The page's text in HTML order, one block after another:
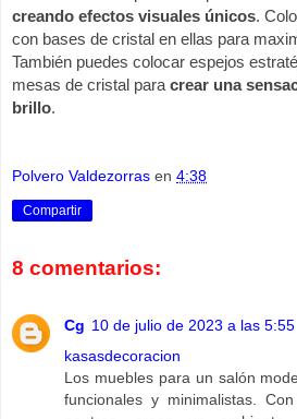
creando efectos visuales únicos.
con bases de cristal en ellas para
También puedes colocar espejos
mesas de cristal para crear una
brillo.
Polvero Valdezorras en 4:38
Compartir
8 comentarios:
Cg 10 de julio de 2023 a las 5:55
kasasdecoracion
Los muebles para un salón
funcionales y minimalistas.